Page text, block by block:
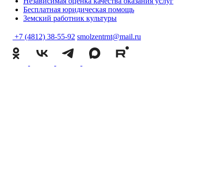
Бесплатная юридическая помощь
Земский работник культуры
+7 (4812) 38-55-92 smolzentrnt@mail.ru